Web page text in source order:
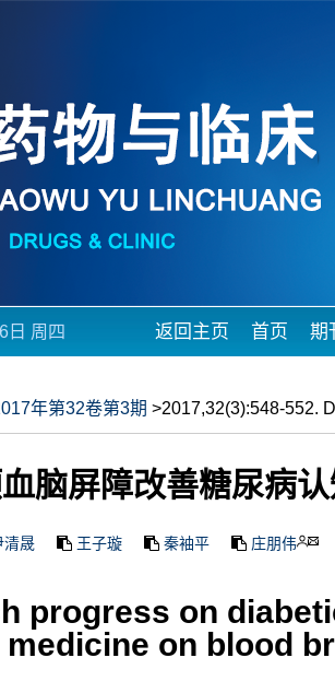
日 周四 返回主页 首页 期
年第32卷第3期 >2017,32(3):548-552.
脑屏障改善糖尿病
清晟 王子璇 秦袖平 庄朋伟
progress on
medicine on blood